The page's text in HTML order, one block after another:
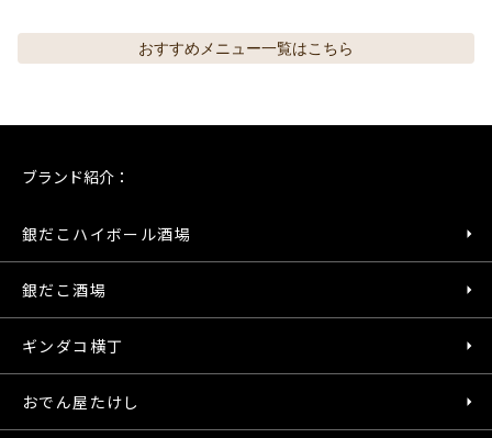
おすすめメニュー一覧はこちら
ブランド紹介：
銀だこハイボール酒場
銀だこ酒場
ギンダコ横丁
おでん屋たけし